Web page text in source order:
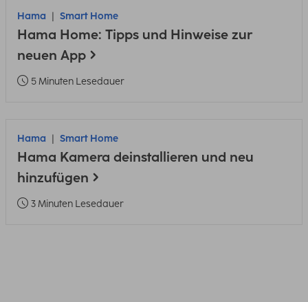
Hama Smart Home
Hama Home: Tipps und Hinweise zur
neuen App
5 Minuten Lesedauer
Hama Smart Home
Hama Kamera deinstallieren und neu
hinzufügen
3 Minuten Lesedauer